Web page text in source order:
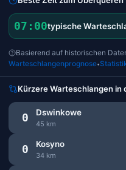
07:00typische
Basierend auf historischen
Warteschlangenprognose•
Kürzere Warteschlangen in
0 Dswinkowe
45 km
0 Kosyno
34 km